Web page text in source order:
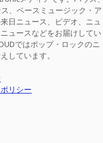
、ベースミュージック・ア
日ニュース、ビデオ、ニュ
ュースなどをお届けしてい
ではポップ・ロックのニ
しています。
リシー